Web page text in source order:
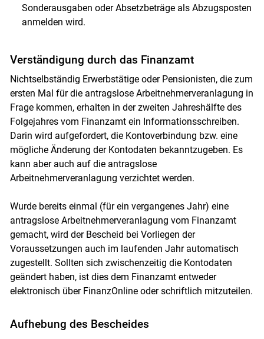
Sonderausgaben oder Absetzbeträge als Abzugsposten
anmelden wird.
Verständigung durch das Finanzamt
Nichtselbständig Erwerbstätige oder Pensionisten, die zum
ersten Mal für die antragslose Arbeitnehmerveranlagung in
Frage kommen, erhalten in der zweiten Jahreshälfte des
Folgejahres vom Finanzamt ein Informationsschreiben.
Darin wird aufgefordert, die Kontoverbindung bzw. eine
mögliche Änderung der Kontodaten bekanntzugeben. Es
kann aber auch auf die antragslose
Arbeitnehmerveranlagung verzichtet werden.
Wurde bereits einmal (für ein vergangenes Jahr) eine
antragslose Arbeitnehmerveranlagung vom Finanzamt
gemacht, wird der Bescheid bei Vorliegen der
Voraussetzungen auch im laufenden Jahr automatisch
zugestellt. Sollten sich zwischenzeitig die Kontodaten
geändert haben, ist dies dem Finanzamt entweder
elektronisch über FinanzOnline oder schriftlich mitzuteilen.
Aufhebung des Bescheides